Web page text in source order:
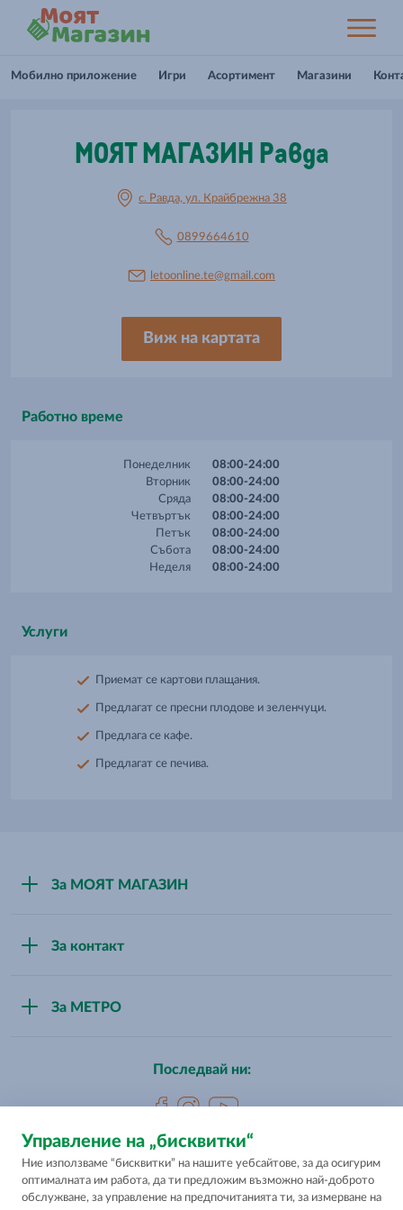
Мобилно приложение Игри Асортимент Магазини
МОЯТ МАГАЗИН Равда
с. Равда, ул. Крайбрежна 38
0899664610
letoonline.te@gmail.com
Виж на картата
Работно време
Понеделник
Вторник
Сряда
Четвъртък
Петък
Събота
Неделя
08:00-24:00
08:00-24:00
08:00-24:00
08:00-24:00
08:00-24:00
08:00-24:00
08:00-24:00
Услуги
Приемат се картови плащания.
Предлагат се пресни плодове и зеленчуци.
Предлага се кафе.
Предлагат се печива.
Управление на „бисквитки“
Ние използваме “бисквитки” на нашите уебсайтове, за да осигурим
оптималната им работа, да ти предложим възможно най-доброто
обслужване, за управление на предпочитанията ти, за измерване на
За МОЯТ МАГАЗИН
За контакт
За МЕТРО
Последвай ни:
Цените са промоционални максимални в евро и лева и с
включен ДДС. Цените са препоръчителни и важат само за
обновените обекти МОЯТ МАГАЗИН, посочени в секция